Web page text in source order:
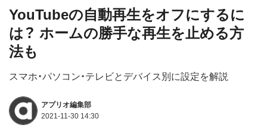
YouTubeの自動再生をオフにするに
は？ ホームの勝手な再生を止める方
法も
スマホ・パソコン・テレビとデバイス別に設定を解説
アプリオ編集部
2021-11-30 14:30